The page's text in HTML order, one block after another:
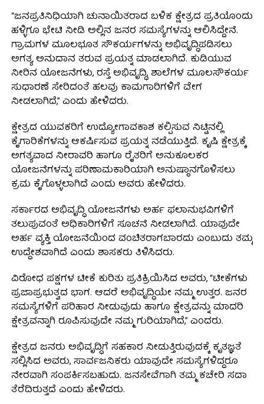
“ಜನಪ್ರತಿನಿಧಿಯಾಗಿ ಚುನಾಯಿತರಾದ ಬಳಿಕ ಕ್ಷೇತ್ರದ ಪ್ರತಿಯೊಂದು
ಹಳ್ಳಿಗೂ ಭೇಟಿ ನೀಡಿ ಅಲ್ಲಿನ ಜನರ ಸಮಸ್ಯೆಗಳನ್ನು ಆಲಿಸಿದ್ದೇನೆ.
ಗ್ರಾಮಗಳ ಮೂಲಭೂತ ಸೌಕರ್ಯಗಳನ್ನು ಅಭಿವೃದ್ಧಿಪಡಿಸಲು
ಅಗತ್ಯ ಅನುದಾನ ತರುವ ಪ್ರಯತ್ನ ಮಾಡಲಾಗಿದೆ. ಕುಡಿಯುವ
ನೀರಿನ ಯೋಜನೆಗಳು, ರಸ್ತೆ ಅಭಿವೃದ್ಧಿ, ಶಾಲೆಗಳ ಮೂಲಸೌಕರ್ಯ
ಸುಧಾರಣೆ ಸೇರಿದಂತೆ ಹಲವು ಕಾಮಗಾರಿಗಳಿಗೆ ವೇಗ
ನೀಡಲಾಗಿದೆ,” ಎಂದು ಹೇಳಿದರು.
ಕ್ಷೇತ್ರದ ಯುವಕರಿಗೆ ಉದ್ಯೋಗಾವಕಾಶ ಕಲ್ಪಿಸುವ ನಿಟ್ಟಿನಲ್ಲಿ
ಕೈಗಾರಿಕೆಗಳನ್ನು ಆಕರ್ಷಿಸುವ ಪ್ರಯತ್ನ ನಡೆಯುತ್ತಿದೆ. ಕೃಷಿ ಕ್ಷೇತ್ರಕ್ಕೆ
ಅಗತ್ಯವಾದ ನೀರಾವರಿ ಹಾಗೂ ರೈತರಿಗೆ ಅನುಕೂಲಕರ
ಯೋಜನೆಗಳನ್ನು ಪರಿಣಾಮಕಾರಿಯಾಗಿ ಅನುಷ್ಠಾನಗೊಳಿಸಲು
ಕ್ರಮ ಕೈಗೊಳ್ಳಲಾಗಿದೆ ಎಂದು ಅವರು ಹೇಳಿದರು.
ಸರ್ಕಾರದ ಅಭಿವೃದ್ಧಿ ಯೋಜನೆಗಳು ಅರ್ಹ ಫಲಾನುಭವಿಗಳಿಗೆ
ತಲುಪುವಂತೆ ಅಧಿಕಾರಿಗಳಿಗೆ ಸೂಚನೆ ನೀಡಲಾಗಿದೆ. ಯಾವುದೇ
ಅರ್ಹ ವ್ಯಕ್ತಿ ಯೋಜನೆಯಿಂದ ವಂಚಿತರಾಗಬಾರದು ಎಂಬುದು ತಮ್ಮ
ಉದ್ದೇಶವಾಗಿದೆ ಎಂದು ಶಾಸಕರು ತಿಳಿಸಿದರು.
ವಿರೋಧ ಪಕ್ಷಗಳ ಟೀಕೆ ಕುರಿತು ಪ್ರತಿಕ್ರಿಯಿಸಿದ ಅವರು, “ಟೀಕೆಗಳು
ಪ್ರಜಾಪ್ರಭುತ್ವದ ಭಾಗ. ಆದರೆ ಅಭಿವೃದ್ಧಿಯೇ ನಮ್ಮ ಉತ್ತರ. ಜನರ
ಸಮಸ್ಯೆಗಳಿಗೆ ಪರಿಹಾರ ನೀಡುವುದು ಹಾಗೂ ಕ್ಷೇತ್ರವನ್ನು ಮಾದರಿ
ಕ್ಷೇತ್ರವನ್ನಾಗಿ ರೂಪಿಸುವುದೇ ನಮ್ಮ ಗುರಿಯಾಗಿದೆ,” ಎಂದರು.
ಕ್ಷೇತ್ರದ ಜನರು ಅಭಿವೃದ್ಧಿಗೆ ಸಹಕಾರ ನೀಡುತ್ತಿರುವುದಕ್ಕೆ ಕೃತಜ್ಞತೆ
ಸಲ್ಲಿಸಿದ ಅವರು, ಸಾರ್ವಜನಿಕರು ಯಾವುದೇ ಸಮಸ್ಯೆಗಳಿದ್ದರೂ
ನೇರವಾಗಿ ಸಂಪರ್ಕಿಸಬಹುದು. ಜನಸೇವೆಗಾಗಿ ತಮ್ಮ ಕಚೇರಿ ಸದಾ
ತೆರೆದಿರುತ್ತದೆ ಎಂದು ಹೇಳಿದರು.